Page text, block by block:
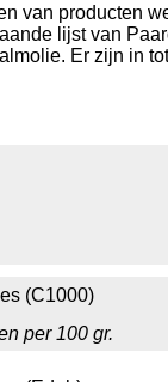
van producten
lijst van
Er zijn in
(C1000)
per 100 gr.